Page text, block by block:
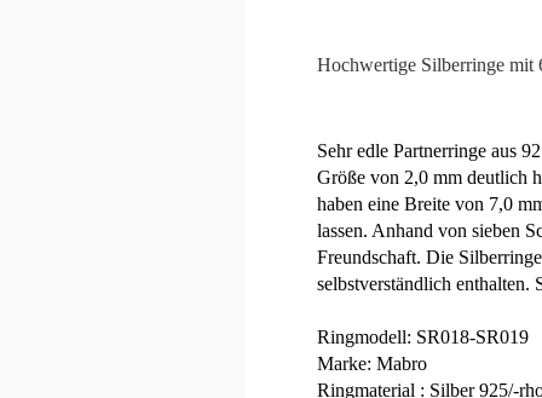
Hochwertige Silberringe mit
Sehr edle Partnerringe aus
Größe von 2,0 mm deutlich
haben eine Breite von 7,0
lassen. Anhand von sieben
Freundschaft. Die
selbstverständlich
Ringmodell: SR018-SR019
Marke: Mabro
Ringmaterial : Silber 925/-